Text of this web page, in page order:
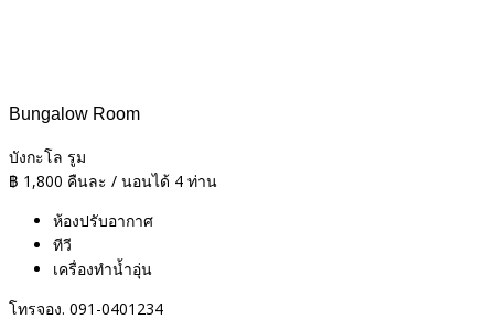
Bungalow Room
บังกะโล รูม
฿ 1,800 คืนละ / นอนได้ 4 ท่าน
ห้องปรับอากาศ
ทีวี
เครื่องทำน้ำอุ่น
โทรจอง. 091-0401234